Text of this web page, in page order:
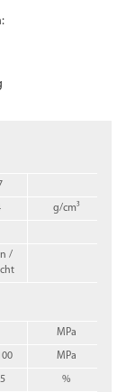
g/cm³
/
MPa
MPa
%